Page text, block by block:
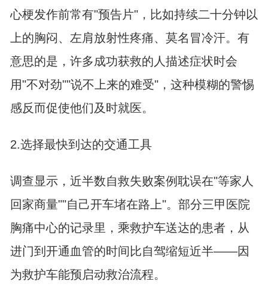
心梗发作前常有"预告片"，比如持续二十分钟以
上的胸闷、左肩放射性疼痛、莫名冒冷汗。有
意思的是，许多成功获救的人描述症状时会
用"不对劲""说不上来的难受"，这种模糊的警惕
感反而促使他们及时就医。
2.选择最快到达的交通工具
调查显示，近半数自救失败案例耽误在"等家人
回家商量""自己开车堵在路上"。部分三甲医院
胸痛中心的记录里，乘救护车送达的患者，从
进门到开通血管的时间比自驾缩短近半——因
为救护车能预启动救治流程。